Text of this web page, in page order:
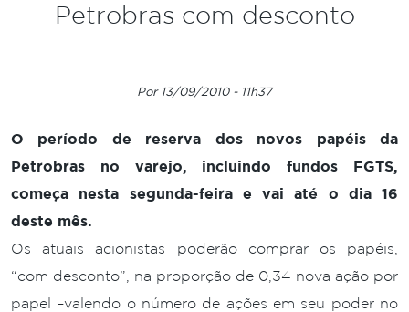
Petrobras com desconto
Por 13/09/2010 - 11h37
O período de reserva dos novos papéis da
Petrobras no varejo, incluindo fundos FGTS,
começa nesta segunda-feira e vai até o dia 16
deste mês.
Os atuais acionistas poderão comprar os papéis,
“com desconto”, na proporção de 0,34 nova ação por
papel –valendo o número de ações em seu poder no